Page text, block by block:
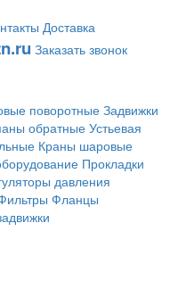
Доставка
Заказать звонок
поворотные Задвижки
обратныеУстьевая
Краны шаровые
Прокладки
давления
Фланцы